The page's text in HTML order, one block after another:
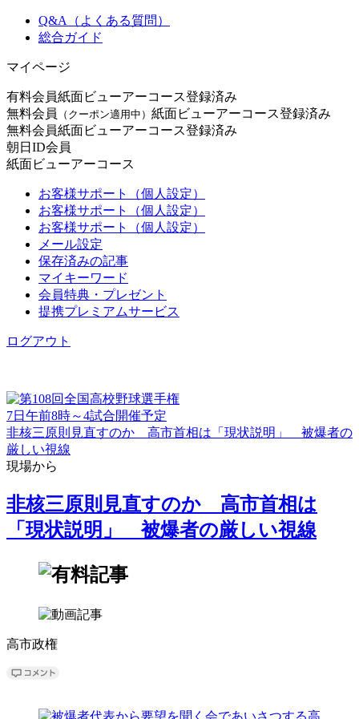
Q&A（よくある質問）
総合ガイド
マイページ
有料会員紙面ビューアーコース登録済み
無料会員
（クーポン適用中） 紙面ビューアーコース登録済み
無料会員紙面ビューアーコース登録済み
朝日ID会員
紙面ビューアーコース
お客様サポート（個人設定）
お客様サポート（個人設定）
お客様サポート（個人設定）
メール設定
保存済みの記事
マイキーワード
会員特典・プレゼント
提携プレミアムサービス
ログアウト
7日午前8時～4試合開催予定
非核三原則見直すのか 高市首相は「現状説明」 被爆者の
厳しい視線
現場から
非核三原則見直すのか 高市首相は
「現状説明」 被爆者の厳しい視線
高市政権